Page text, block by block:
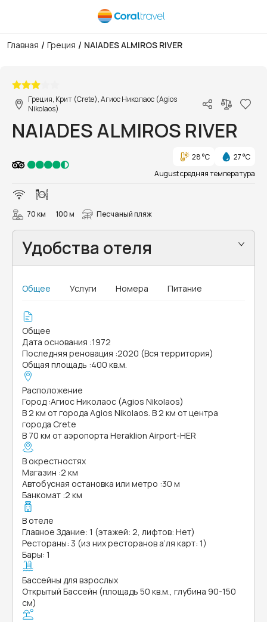
Главная / Греция / NAIADES ALMIROS RIVER
Греция, Крит (Crete), Агиос Николаос (Agios
Nikolaos)
NAIADES ALMIROS RIVER
28 °C
27 °C
August средняя температура
70 км 100 м Песчаный пляж
Удобства отеля
Общее Услуги Номера Питание
Общее
Дата основания :1972
Последняя реновация :2020 (Вся территория)
Общая площадь :400 кв.м.
Расположение
Город :Агиос Николаос (Agios Nikolaos)
В 2 км от города Agios Nikolaos. В 2 км от центра
города Crete
В 70 км от аэропорта Heraklion Airport-HER
В окрестностях
Магазин :2 км
Автобусная остановка или метро :30 м
Банкомат :2 км
В отеле
Главное Здание: 1 (этажей: 2, лифтов: Нет)
Рестораны: 3 (из них ресторанов а’ля карт: 1)
Бары: 1
Бассейны для взрослых
Открытый Бассейн (площадь 50 кв.м., глубина 90-150
см)